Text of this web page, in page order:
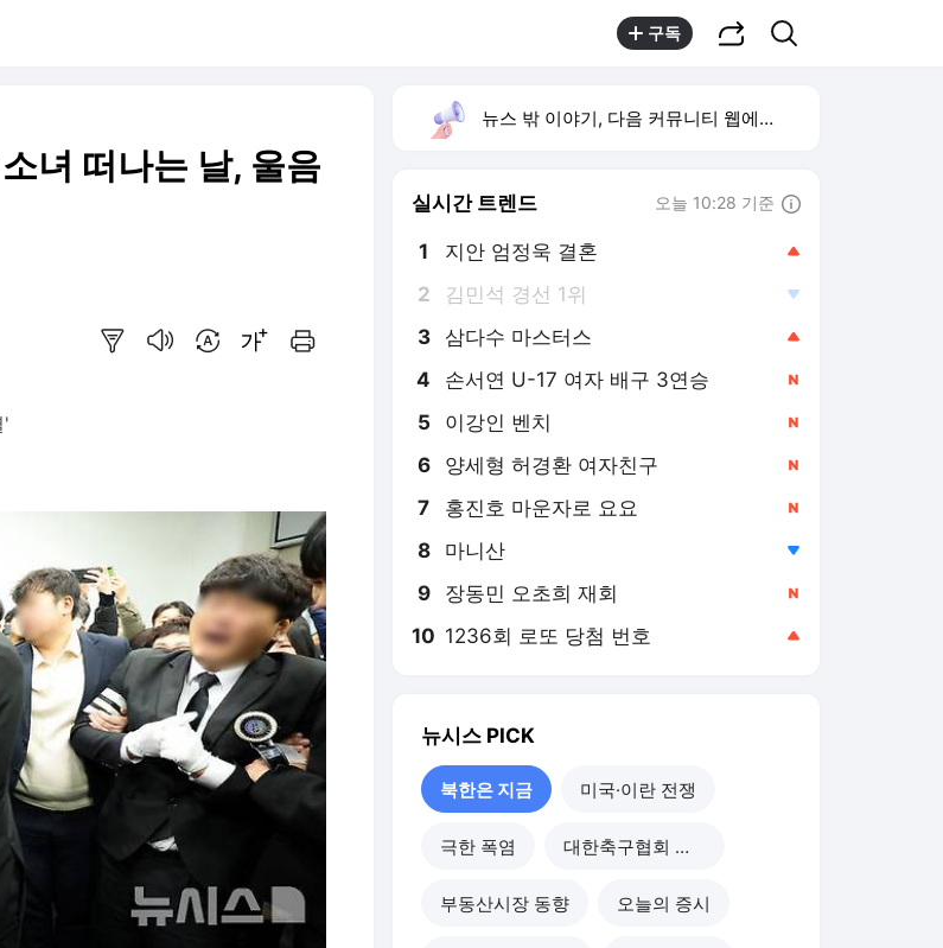
구독
녀 떠나는 날, 울음
'
뉴스 밖 이야기, 다음 커뮤니티 웹에서 보기
실시간 트렌드 오늘 10:28 기준
1 지안 엄정욱 결혼
2 김민석 경선 1위
3 삼다수 마스터스
4 손서연 U-17 여자 배구 3연승
5 이강인 벤치
6 양세형 허경환 여자친구
7 홍진호 마운자로 요요
8 마니산
9 장동민 오초희 재회
10 1236회 로또 당첨 번호
뉴시스 PICK
북한은 지금 미국·이란 전쟁
극한 폭염 대한축구협회 개혁
부동산시장 동향 오늘의 증시